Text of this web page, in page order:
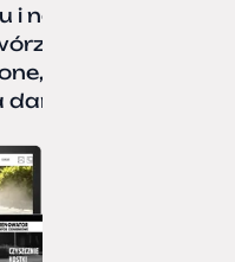
i nerwów. Kartka
listę zakupów,
zacznij od